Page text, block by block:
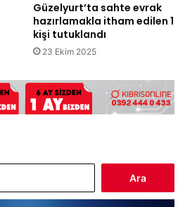
Güzelyurt’ta sahte evrak
hazırlamakla itham edilen 1
kişi tutuklandı
23 Ekim 2025